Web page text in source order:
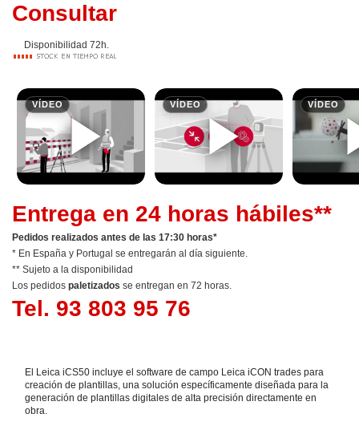
Consultar
Disponibilidad 72h.
Entrega en 24 horas hábiles**
Pedidos realizados antes de las 17:30 horas*
* En España y Portugal se entregarán al día siguiente.
** Sujeto a la disponibilidad
Los pedidos paletizados se entregan en 72 horas.
Tel. 93 803 95 76
El Leica iCS50 incluye el software de campo Leica iCON trades para
creación de plantillas, una solución específicamente diseñada para la
generación de plantillas digitales de alta precisión directamente en
obra.